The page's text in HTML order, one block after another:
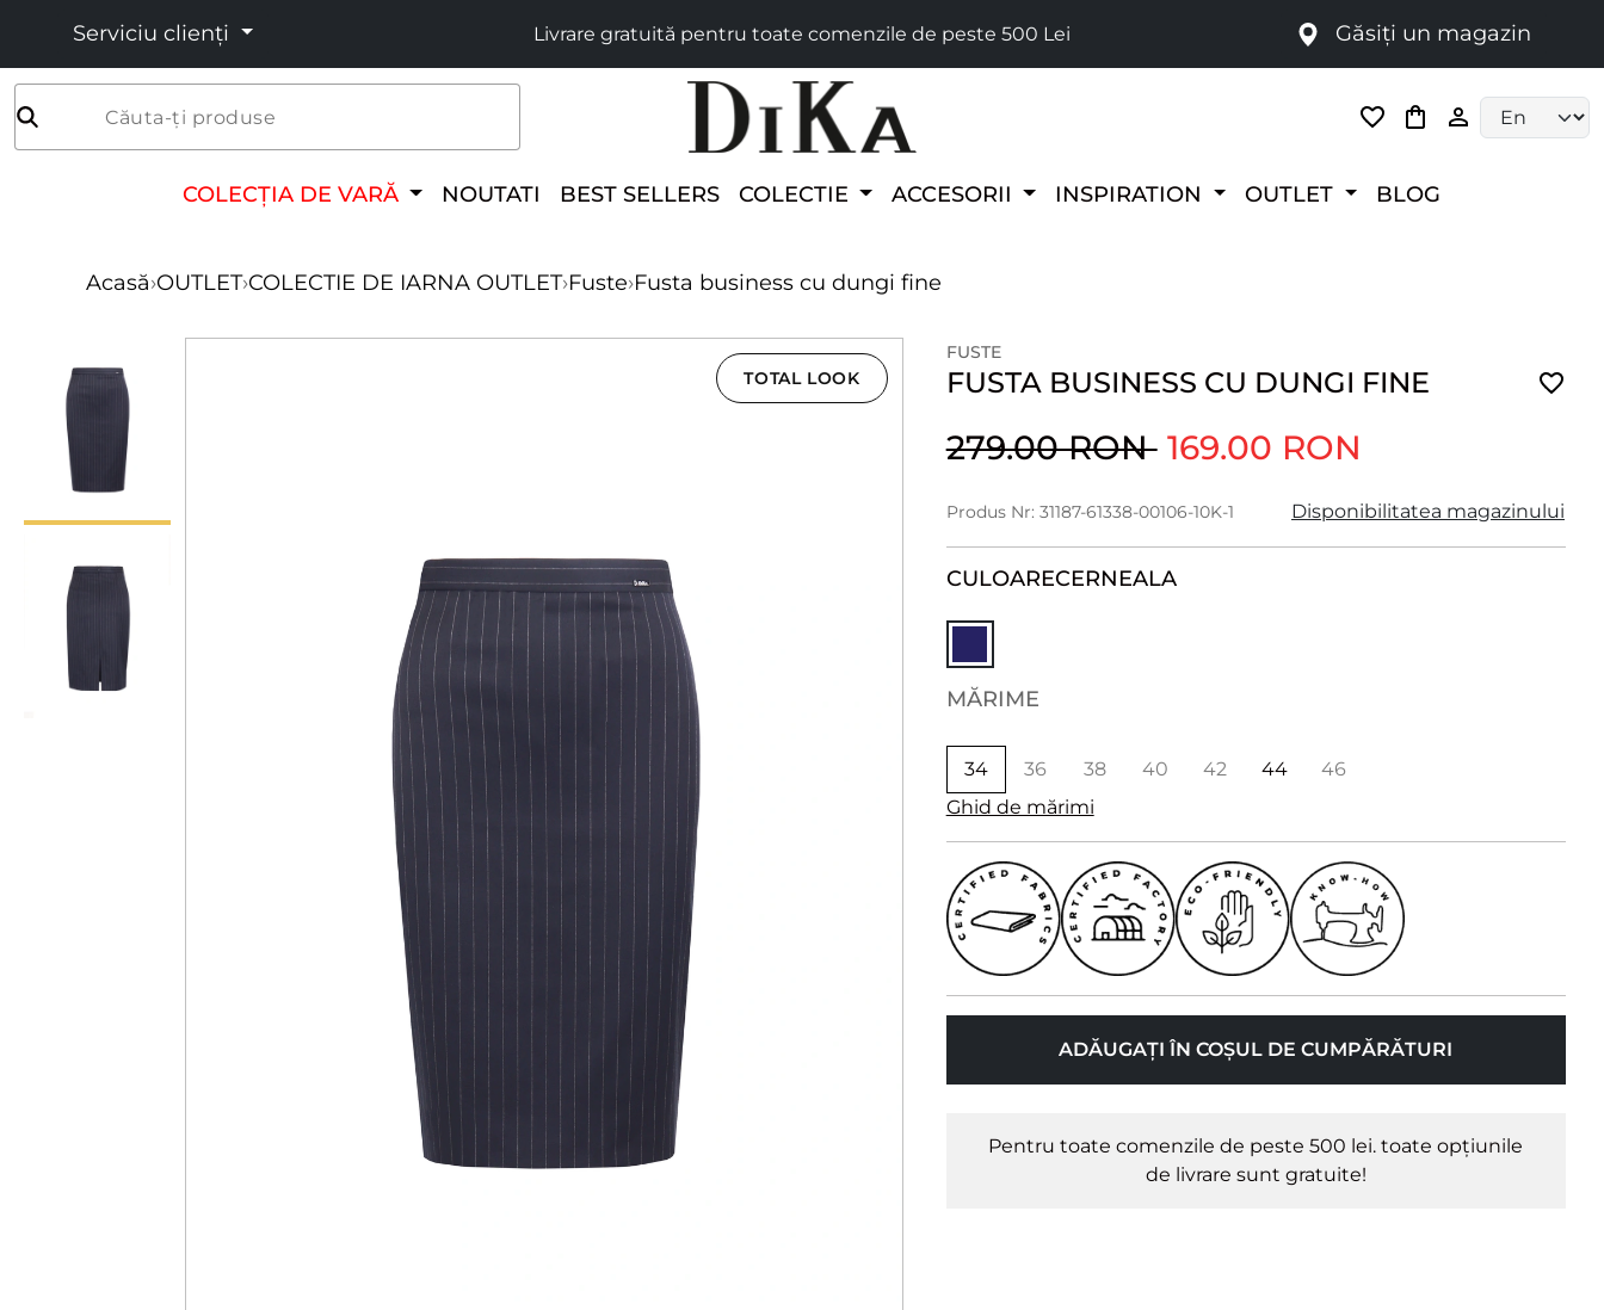
Serviciu clienți Livrare gratuită pentru toate comenzile de peste 500 Lei Găsiți un magazin
Căuta-ți produse
COLECȚIA DE VARĂ NOUTATI BEST SELLERS COLECTIE ACCESORII INSPIRATION OUTLET BLOG
Acasă›OUTLET›COLECTIE DE IARNA OUTLET›Fuste›Fusta business cu dungi fine
TOTAL LOOK
FUSTE
FUSTA BUSINESS CU DUNGI FINE
279.00 RON 169.00 RON
Produs Nr: 31187-61338-00106-10K-1 Disponibilitatea magazinului
CULOARECERNEALA
MĂRIME
34 36 38 40 42 44
46
Ghid de mărimi
ADĂUGAȚI ÎN COȘUL DE CUMPĂRĂTURI
Pentru toate comenzile de peste 500 lei. toate opțiunile
de livrare sunt gratuite!